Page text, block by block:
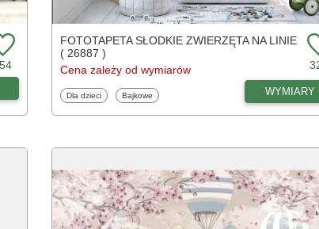
FOTOTAPETA SŁODKIE ZWIERZĘTA NA LINIE
( 26887 )
Cena zależy od wymiarów
Fototapety
Dla dzieci Fototapety
Bajkowe WYMIARY